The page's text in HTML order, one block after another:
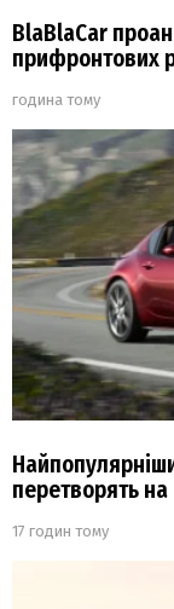
BlaBlaCar
прифронтових
година тому
перетворять
17 годин тому